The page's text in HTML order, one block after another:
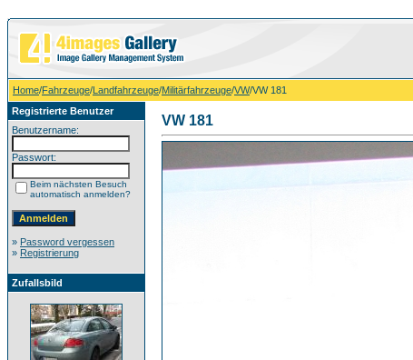
Home/Fahrzeuge/Landfahrzeuge/Militärfahrzeuge/VW/VW 181
Registrierte Benutzer
Benutzername:
Passwort:
Beim nächsten Besuch
automatisch anmelden?
» Password vergessen
» Registrierung
Zufallsbild
VW 181